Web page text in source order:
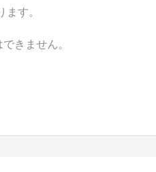
す。
きません。